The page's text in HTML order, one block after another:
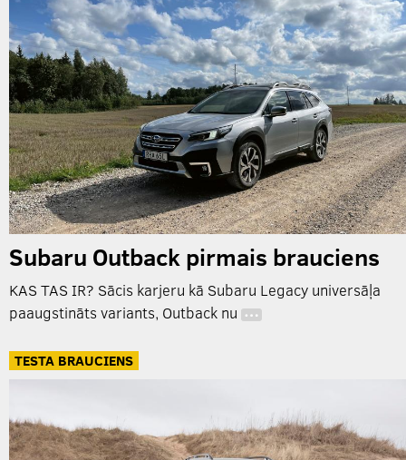
Subaru Outback pirmais brauciens
KAS TAS IR? Sācis karjeru kā Subaru Legacy universāļa
paaugstināts variants, Outback nu …
TESTA BRAUCIENS